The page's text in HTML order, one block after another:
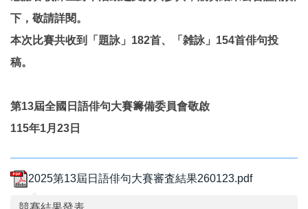
下，敬請詳閱。
本次比賽共收到「題詠」182首、「雑詠」154首俳句投
稿。
第13屆全國日語俳句大賽籌備委員會敬啟
115年1月23日
2025第13屆日語俳句大賽審査結果260123.pdf